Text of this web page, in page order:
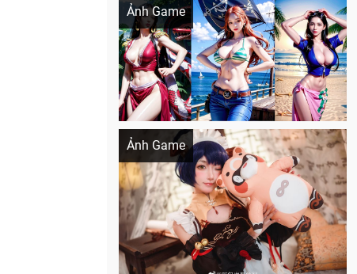
Ảnh Game
Ảnh Game
Cosplay Xiangling siêu cute